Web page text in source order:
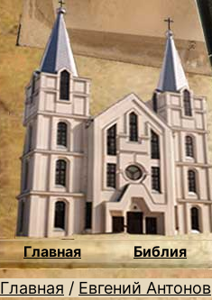
Главная Библия
Главная / Евгений Антонов